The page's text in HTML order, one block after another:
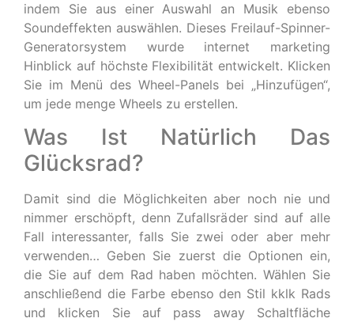
indem Sie aus einer Auswahl an Musik ebenso
Soundeffekten auswählen. Dieses Freilauf-Spinner-
Generatorsystem wurde internet marketing
Hinblick auf höchste Flexibilität entwickelt. Klicken
Sie im Menü des Wheel-Panels bei „Hinzufügen“,
um jede menge Wheels zu erstellen.
Was Ist Natürlich Das
Glücksrad?
Damit sind die Möglichkeiten aber noch nie und
nimmer erschöpft, denn Zufallsräder sind auf alle
Fall interessanter, falls Sie zwei oder aber mehr
verwenden… Geben Sie zuerst die Optionen ein,
die Sie auf dem Rad haben möchten. Wählen Sie
anschließend die Farbe ebenso den Stil kklk Rads
und klicken Sie auf pass away Schaltfläche